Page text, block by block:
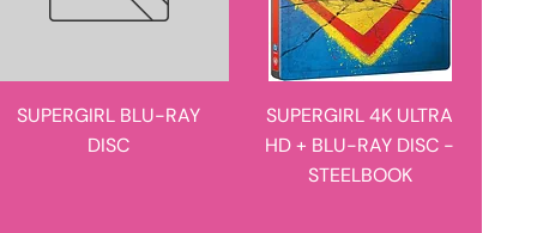
SUPERGIRL BLU-RAY
DISC
SUPERGIRL 4K ULTRA
HD + BLU-RAY DISC -
STEELBOOK